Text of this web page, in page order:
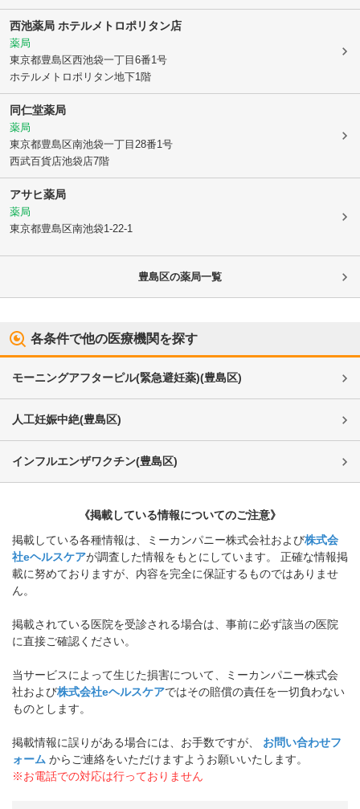
西池薬局 ホテルメトロポリタン店
薬局
東京都豊島区西池袋一丁目6番1号
ホテルメトロポリタン地下1階
同仁堂薬局
薬局
東京都豊島区南池袋一丁目28番1号
西武百貨店池袋店7階
アサヒ薬局
薬局
東京都豊島区南池袋1-22-1
豊島区の薬局一覧
各条件で他の医療機関を探す
モーニングアフターピル(緊急避妊薬)(豊島区)
人工妊娠中絶(豊島区)
インフルエンザワクチン(豊島区)
《掲載している情報についてのご注意》
掲載している各種情報は、ミーカンパニー株式会社および株式会
社eヘルスケアが調査した情報をもとにしています。 正確な情報掲
載に努めておりますが、内容を完全に保証するものではありませ
ん。
掲載されている医院を受診される場合は、事前に必ず該当の医院
に直接ご確認ください。
当サービスによって生じた損害について、ミーカンパニー株式会
社および株式会社eヘルスケアではその賠償の責任を一切負わない
ものとします。
掲載情報に誤りがある場合には、お手数ですが、
お問い合わせフ
ォーム からご連絡をいただけますようお願いいたします。
※お電話での対応は行っておりません